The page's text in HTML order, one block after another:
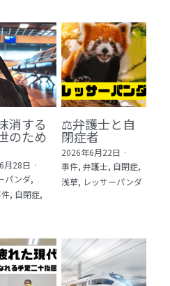
ティング・ビジネスモデ
防災・科学技術 12冊
来予測 11冊
の小説・漫画・ドラマ・
消する
のため
月28日 ·
パンダ,
, 自閉症,
⚖️弁護士と自
閉症者
2026年6月22日 ·
事件, 弁護士, 自閉症,
浅草, レッサーパンダ